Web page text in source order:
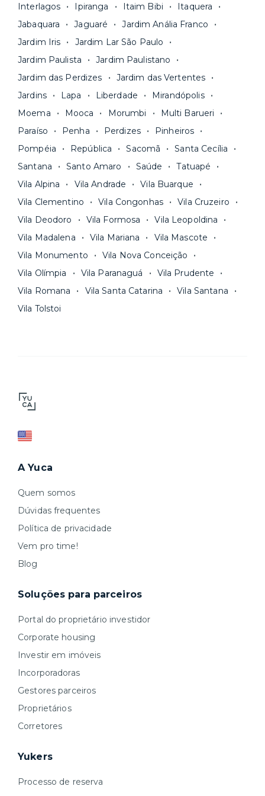
praticidade? Escolha uma unidade com serviços
inclusos e solicite suporte e manutenção para a
nossa equipe via app.
Seja uma mala ou um caminhão de mudança: é
só levar as suas coisas e começar a morar.
A melhor parte é que todo oprocesso de
documentação pelo site da Yuca e assina o
contrato na tela do seu computador ou celular.
Simples, seguro e sem burocracia!
Interlagos
Ipiranga Itaim Bibi
Itaquera
Jabaquara
Jaguaré
Jardim Anália Franco
Jardim Iris
Jardim Lar São Paulo
Jardim Paulista
Jardim Paulistano
Jardim das Perdizes
Jardim das Vertentes
Jardins
Lapa Liberdade
Mirandópolis
Moema
Mooca Morumbi
Multi Barueri
Paraíso
Penha Perdizes
Pinheiros
Pompéia
República Sacomã
Santa Cecília
Santana
Santo Amaro Saúde
Tatuapé
Vila Alpina
Vila Andrade
Vila Buarque
Vila Clementino
Vila Congonhas
Vila Cruzeiro
Vila Deodoro
Vila Formosa
Vila Leopoldina
Vila Madalena
Vila Mariana
Vila Mascote
Vila Monumento
Vila Nova Conceição
Vila Olímpia
Vila Paranaguá
Vila Prudente
Vila Romana
Vila Santa Catarina
Vila Santana
Vila Tolstoi
A Yuca
Quem somos
Dúvidas frequentes
Política de privacidade
Vem pro time!
Blog
Soluções para parceiros
Portal do proprietário investidor
Corporate housing
Investir em imóveis
Incorporadoras
Gestores parceiros
Proprietários
Corretores
Yukers
Processo de reserva